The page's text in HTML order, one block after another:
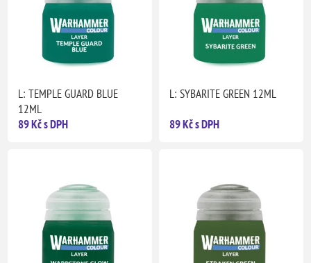
L: TEMPLE GUARD BLUE
12ML
89 Kč s DPH
L: SYBARITE GREEN 12ML
89 Kč s DPH